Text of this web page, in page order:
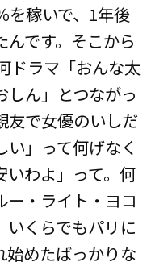
を稼いで、1年後
です。そこから
ドラマ「おんな太
ん」とつながっ
友で女優のいしだ
」って何げなく
いわよ」って。何
・ライト・ヨコ
くらでもパリに
始めたばっかりな